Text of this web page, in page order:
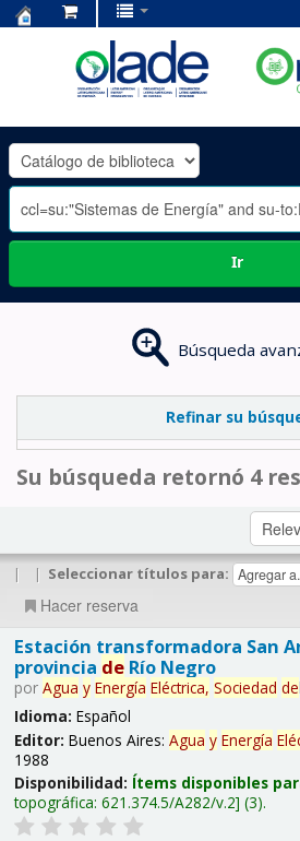
OLADE
-
Ir
Búsqueda
Refinar su
Su búsqueda retornó 4
| | Seleccionar títulos para:
Hacer reserva
Estación transformadora San
provincia deRío Negro
por Agua y Energía Eléctrica, Sociedad de
Idioma: Español
Editor: Buenos Aires: Agua y Energía
1988
Disponibilidad: Ítems disponibles
topográfica: 621.374.5/A282/v.2 (3).